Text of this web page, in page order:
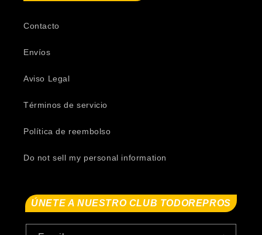
Contacto
Envíos
Aviso Legal
Términos de servicio
Política de reembolso
Do not sell my personal information
ÚNETE A NUESTRO CLUB TODOREPROS